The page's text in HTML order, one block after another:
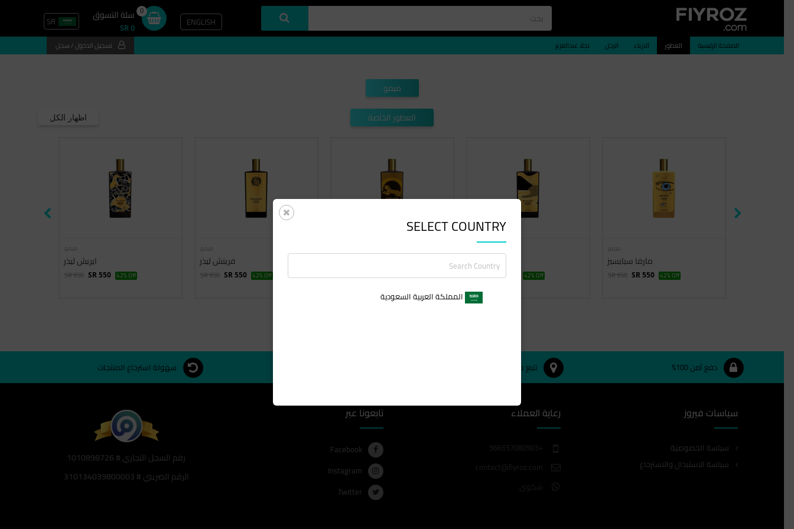
ENGLISH
0 سلة التسوق
SR 0
SR
الصفحة الرئيسية العطور الازياء الرجل نجلا عبدالعزيز تسجيل الدخول / سجل
ميمو
العطور الخاصة
اظهار الكل
ميمو
ايريش ليذر
SR 950 SR 550 42% Off
ميمو
فرينش ليذر
SR 950 SR 550 42% Off SR 950 42% Off
ايتاليان ليذر
SR 950 SR 550 42% Off
ميمو
مارفا سبايسيز
SR 950 SR 550 42% Off
دفع آمن 100% تتبع طلبك سهولة استرجاع المنتجات
سياسات فيروز
سياسة الخصوصية
سياسة الاستبدال والاسترجاع
رعاية العملاء
+966557080903
contact@fiyroz.com
شكوى
تابعونا عبر
Facebook
Instagram
Twitter
رقم السجل التجاري # 1010898726
الرقم الضريبي # 310134039800003
SELECT COUNTRY
المملكة العربية السعودية